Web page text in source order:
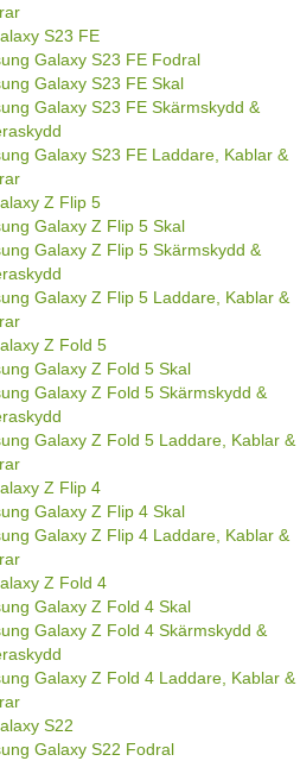
S23 FE
Galaxy S23 FE Fodral
Galaxy S23 FE Skal
Galaxy S23 FE Skärmskydd &
Galaxy S23 FE Laddare, Kablar &
Z Flip 5
Galaxy Z Flip 5 Skal
Galaxy Z Flip 5 Skärmskydd &
Galaxy Z Flip 5 Laddare, Kablar &
Z Fold 5
Galaxy Z Fold 5 Skal
Galaxy Z Fold 5 Skärmskydd &
Galaxy Z Fold 5 Laddare, Kablar &
Z Flip 4
Galaxy Z Flip 4 Skal
Galaxy Z Flip 4 Laddare, Kablar &
Z Fold 4
Galaxy Z Fold 4 Skal
Galaxy Z Fold 4 Skärmskydd &
Galaxy Z Fold 4 Laddare, Kablar &
S22
Galaxy S22 Fodral